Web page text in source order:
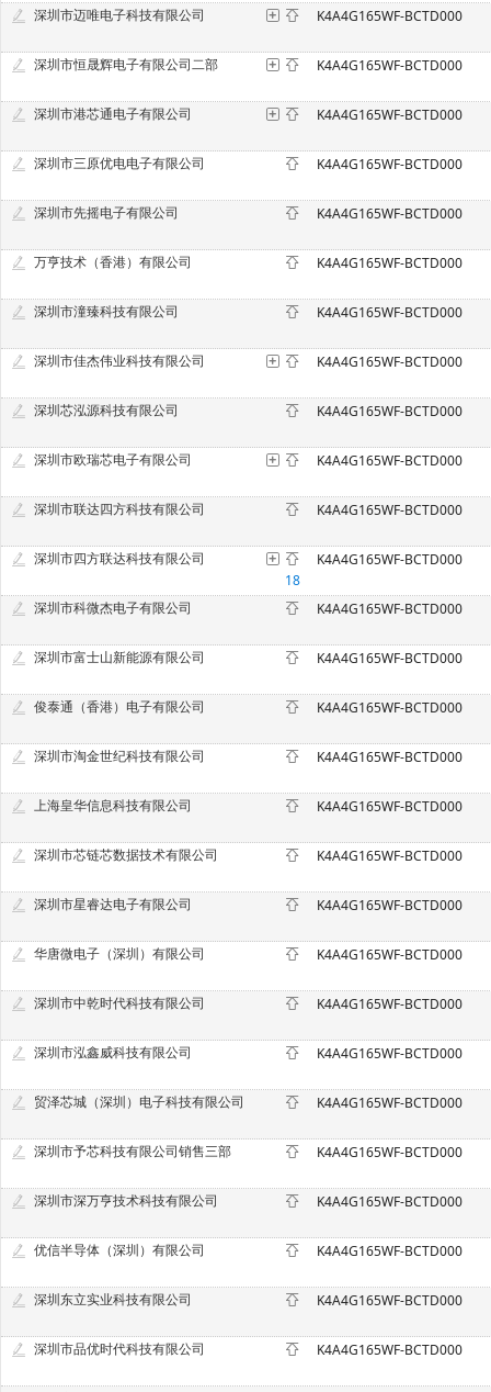
深圳市迈唯电子科技有限公司 K4A4G165WF-BCTD000
深圳市恒晟辉电子有限公司二部 K4A4G165WF-BCTD000
深圳市港芯通电子有限公司 K4A4G165WF-BCTD000
深圳市三原优电电子有限公司 K4A4G165WF-BCTD000
深圳市先摇电子有限公司 K4A4G165WF-BCTD000
万亨技术（香港）有限公司 K4A4G165WF-BCTD000
深圳市潼臻科技有限公司 K4A4G165WF-BCTD000
深圳市佳杰伟业科技有限公司 K4A4G165WF-BCTD000
深圳芯泓源科技有限公司 K4A4G165WF-BCTD000
深圳市欧瑞芯电子有限公司 K4A4G165WF-BCTD000
深圳市联达四方科技有限公司 K4A4G165WF-BCTD000
深圳市四方联达科技有限公司
18
K4A4G165WF-BCTD000
深圳市科微杰电子有限公司 K4A4G165WF-BCTD000
深圳市富士山新能源有限公司 K4A4G165WF-BCTD000
俊泰通（香港）电子有限公司 K4A4G165WF-BCTD000
深圳市淘金世纪科技有限公司 K4A4G165WF-BCTD000
上海皇华信息科技有限公司 K4A4G165WF-BCTD000
深圳市芯链芯数据技术有限公司 K4A4G165WF-BCTD000
深圳市星睿达电子有限公司 K4A4G165WF-BCTD000
华唐微电子（深圳）有限公司 K4A4G165WF-BCTD000
深圳市中乾时代科技有限公司 K4A4G165WF-BCTD000
深圳市泓鑫威科技有限公司 K4A4G165WF-BCTD000
贸泽芯城（深圳）电子科技有限公司 K4A4G165WF-BCTD000
深圳市予芯科技有限公司销售三部 K4A4G165WF-BCTD000
深圳市深万亨技术科技有限公司 K4A4G165WF-BCTD000
优信半导体（深圳）有限公司 K4A4G165WF-BCTD000
深圳东立实业科技有限公司 K4A4G165WF-BCTD000
深圳市品优时代科技有限公司 K4A4G165WF-BCTD000